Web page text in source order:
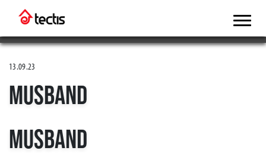
13.09.23
MUSBAND
MUSBAND